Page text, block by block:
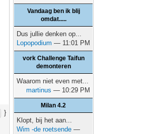
}
Vandaag ben ik blij
omdat.....
Dus jullie denken op...
Lopopodium — 11:01 PM
vork Challenge Taifun
demonteren
Waarom niet even met...
martinus — 10:29 PM
Milan 4.2
Klopt, bij het aan...
Wim -de roetsende —